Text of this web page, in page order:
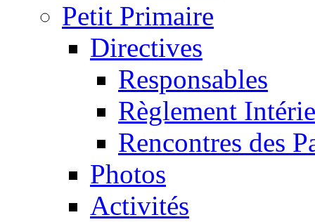
Petit Primaire
Directives
Responsables
Règlement
Rencontres des
Photos
Activités